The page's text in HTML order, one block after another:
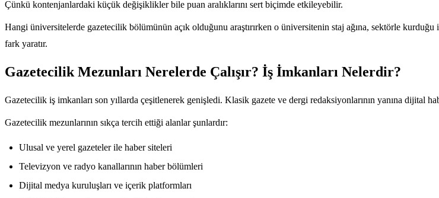
Çünkü kontenjanlardaki küçük değişiklikler bile puan aralıklarını sert biçimde etkileyebilir.
Hangi üniversitelerde gazetecilik bölümünün açık olduğunu araştırırken o üniversitenin staj ağına, sektörle
fark yaratır.
Gazetecilik Mezunları Nerelerde Çalışır? İş İmkanları Nelerdir?
Gazetecilik iş imkanları son yıllarda çeşitlenerek genişledi. Klasik gazete ve dergi redaksiyonlarının yanına dijital
Gazetecilik mezunlarının sıkça tercih ettiği alanlar şunlardır:
Ulusal ve yerel gazeteler ile haber siteleri
Televizyon ve radyo kanallarının haber bölümleri
Dijital medya kuruluşları ve içerik platformları